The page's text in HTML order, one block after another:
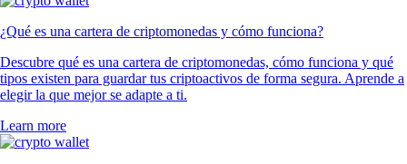
¿Qué es una cartera de criptomonedas y cómo funciona?
Descubre qué es una cartera de criptomonedas, cómo funciona y qué
tipos existen para guardar tus criptoactivos de forma segura. Aprende a
elegir la que mejor se adapte a ti.
Learn more